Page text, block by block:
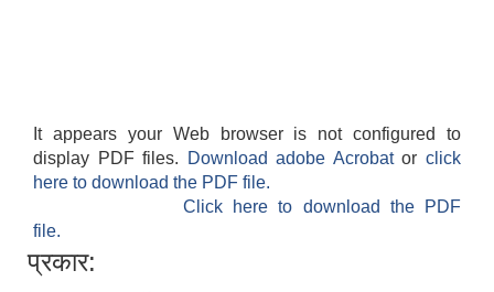
It appears your Web browser is not configured to
display PDF files.
Download adobe Acrobatorclick
here to download the PDF file.
Click here to download the PDF
file.
प्रकार: